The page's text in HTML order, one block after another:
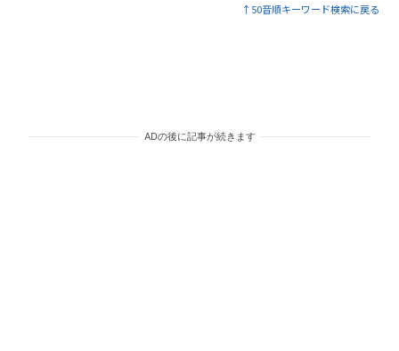
↑50音順キーワード検索に戻る
ADの後に記事が続きます